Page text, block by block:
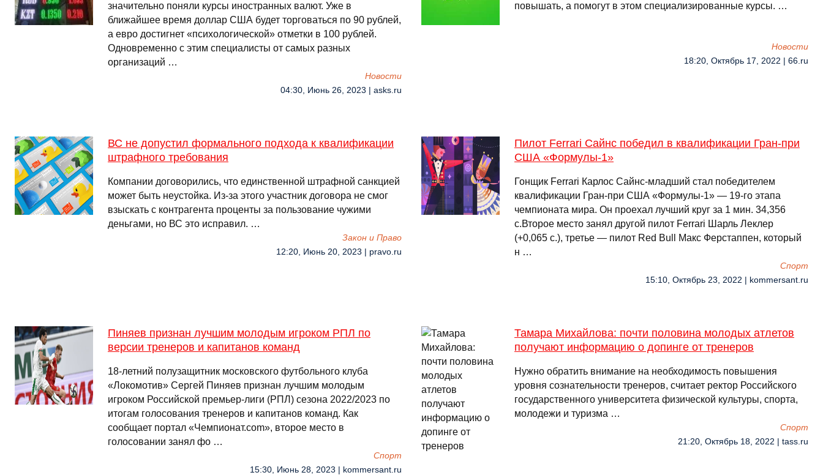
значительно поняли курсы иностранных валют. Уже в
ближайшее время доллар США будет торговаться по 90 рублей,
а евро достигнет «психологической» отметки в 100 рублей.
Одновременно с этим специалисты от самых разных
организаций …
Новости
04:30, Июнь 26, 2023 | asks.ru
повышать, а помогут в этом специализированные курсы. …
Новости
18:20, Октябрь 17, 2022 | 66.ru
ВС не допустил формального подхода к квалификации
штрафного требования
Компании договорились, что единственной штрафной санкцией
может быть неустойка. Из-за этого участник договора не смог
взыскать с контрагента проценты за пользование чужими
деньгами, но ВС это исправил. …
Закон и Право
12:20, Июнь 20, 2023 | pravo.ru
Пилот Ferrari Сайнс победил в квалификации Гран-при
США «Формулы-1»
Гонщик Ferrari Карлос Сайнс-младший стал победителем
квалификации Гран-при США «Формулы-1» — 19-го этапа
чемпионата мира. Он проехал лучший круг за 1 мин. 34,356
с.Второе место занял другой пилот Ferrari Шарль Леклер
(+0,065 с.), третье — пилот Red Bull Макс Ферстаппен, который
н …
Спорт
15:10, Октябрь 23, 2022 | kommersant.ru
Пиняев признан лучшим молодым игроком РПЛ по
версии тренеров и капитанов команд
18-летний полузащитник московского футбольного клуба
«Локомотив» Сергей Пиняев признан лучшим молодым
игроком Российской премьер-лиги (РПЛ) сезона 2022/2023 по
итогам голосования тренеров и капитанов команд. Как
сообщает портал «Чемпионат.com», второе место в
голосовании занял фо …
Спорт
15:30, Июнь 28, 2023 | kommersant.ru
Тамара Михайлова: почти половина молодых атлетов
получают информацию о допинге от тренеров
Нужно обратить внимание на необходимость повышения
уровня сознательности тренеров, считает ректор Российского
государственного университета физической культуры, спорта,
молодежи и туризма …
Спорт
21:20, Октябрь 18, 2022 | tass.ru